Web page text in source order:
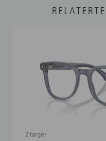
Materiale:
Størrelse:
Brillens bredde
2 farger